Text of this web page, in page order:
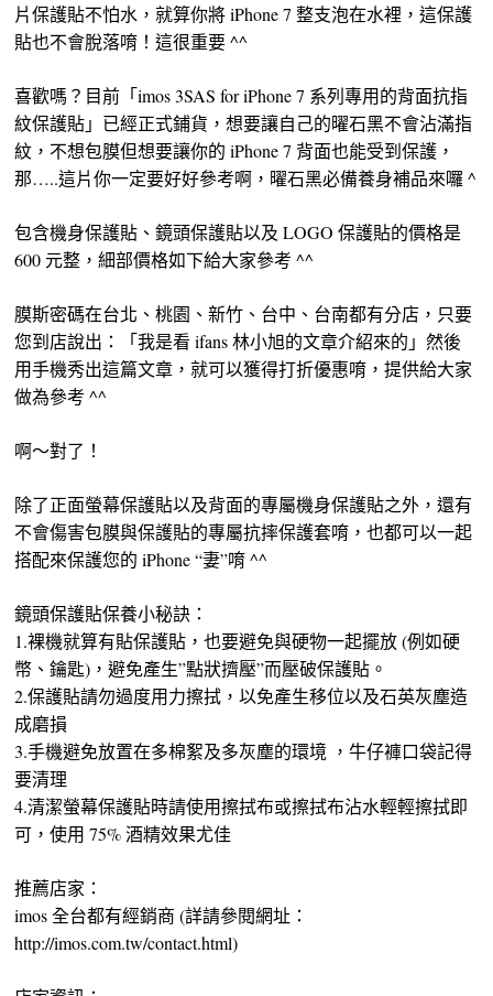
片保護貼不怕水，就算你將 iPhone 7 整支泡在水裡，這保護
貼也不會脫落唷！這很重要 ^^
喜歡嗎？目前「imos 3SAS for iPhone 7 系列專用的背面抗指
紋保護貼」已經正式鋪貨，想要讓自己的曜石黑不會沾滿指
紋，不想包膜但想要讓你的 iPhone 7 背面也能受到保護，
那…..這片你一定要好好參考啊，曜石黑必備養身補品來囉 ^
包含機身保護貼、鏡頭保護貼以及 LOGO 保護貼的價格是
600 元整，細部價格如下給大家參考 ^^
膜斯密碼在台北、桃園、新竹、台中、台南都有分店，只要
您到店說出：「我是看 ifans 林小旭的文章介紹來的」然後
用手機秀出這篇文章，就可以獲得打折優惠唷，提供給大家
做為參考 ^^
啊～對了！
除了正面螢幕保護貼以及背面的專屬機身保護貼之外，還有
不會傷害包膜與保護貼的專屬抗摔保護套唷，也都可以一起
搭配來保護您的 iPhone “妻”唷 ^^
鏡頭保護貼保養小秘訣：
1.裸機就算有貼保護貼，也要避免與硬物一起擺放 (例如硬
幣、鑰匙)，避免產生”點狀擠壓”而壓破保護貼。
2.保護貼請勿過度用力擦拭，以免產生移位以及石英灰塵造
成磨損
3.手機避免放置在多棉絮及多灰塵的環境 ，牛仔褲口袋記得
要清理
4.清潔螢幕保護貼時請使用擦拭布或擦拭布沾水輕輕擦拭即
可，使用 75% 酒精效果尤佳
推薦店家：
imos 全台都有經銷商 (詳請參閱網址：
http://imos.com.tw/contact.html)